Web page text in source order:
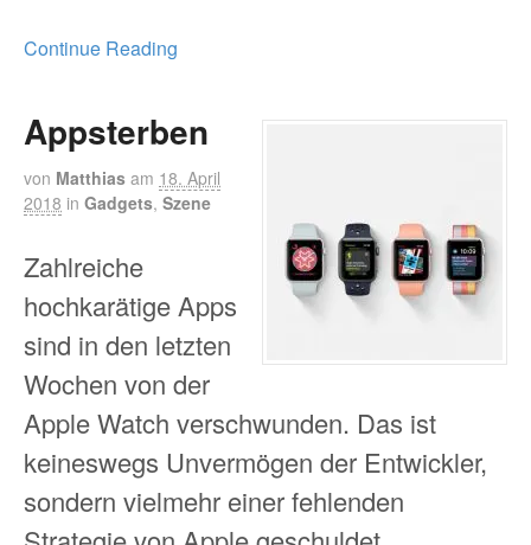
Continue Reading
Appsterben
von Matthias am 18. April
2018 in Gadgets, Szene
Zahlreiche
hochkarätige Apps
sind in den letzten
Wochen von der
Apple Watch verschwunden. Das ist
keineswegs Unvermögen der Entwickler,
sondern vielmehr einer fehlenden